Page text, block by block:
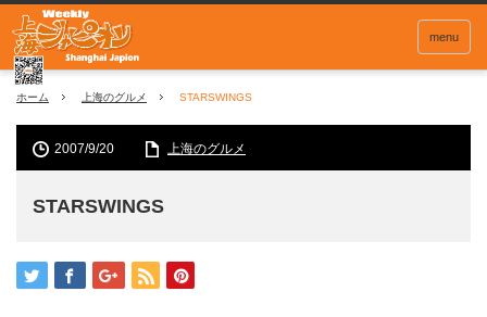
menu
ホーム 上海のグルメ STARSWINGS
2007/9/20 上海のグルメ
STARSWINGS